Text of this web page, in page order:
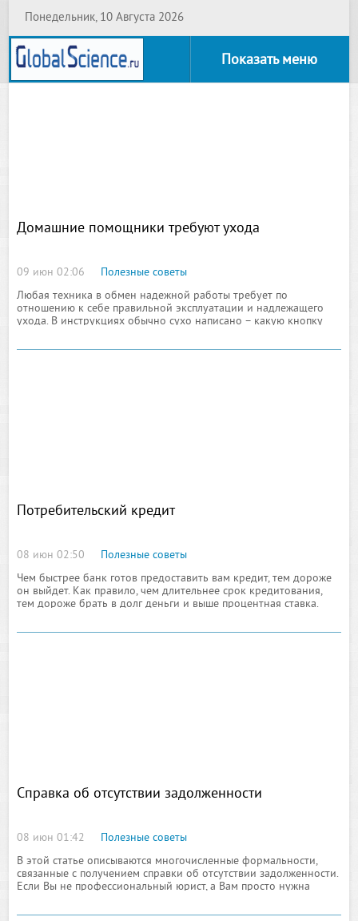
Понедельник, 10 Августа 2026
Показать меню
Домашние помощники требуют ухода
09 июн 02:06
Полезные советы
Любая техника в обмен надежной работы требует по
отношению к себе правильной эксплуатации и надлежащего
ухода. В инструкциях обычно сухо написано – какую кнопку
Потребительский кредит
08 июн 02:50
Полезные советы
Чем быстрее банк готов предоставить вам кредит, тем дороже
он выйдет. Как правило, чем длительнее срок кредитования,
тем дороже брать в долг деньги и выше процентная ставка.
валюте, в которой вами получается основной доход
Справка об отсутствии задолженности
08 июн 01:42
Полезные советы
В этой статье описываются многочисленные формальности,
связанные с получением справки об отсутствии задолженности.
Если Вы не профессиональный юрист, а Вам просто нужна
перейдя